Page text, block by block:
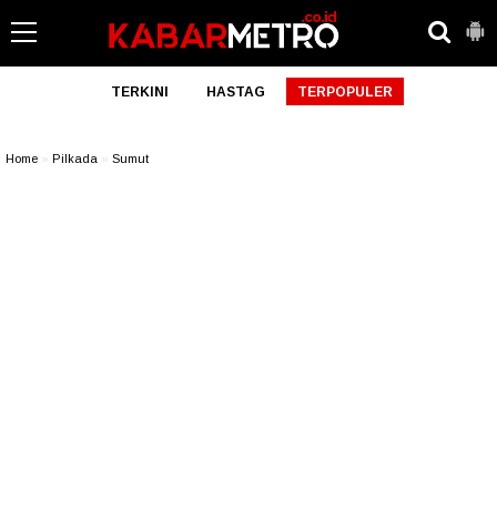
TERKINI HASTAG TERPOPULER
Home Pilkada Sumut